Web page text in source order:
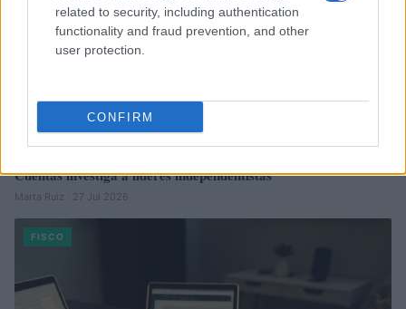
related to security, including authentication
functionality and fraud prevention, and other
user protection.
CONFIRM
Cuentas investiga a líderes independentistas
Marta Ruiz · 27 Jul 2026
FISCO